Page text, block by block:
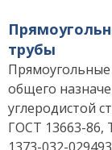
трубы
общего
углеродистой
ГОСТ 13663-86,